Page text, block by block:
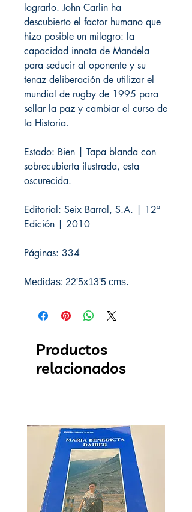
lograrlo. John Carlin ha
descubierto el factor humano que
hizo posible un milagro: la
capacidad innata de Mandela
para seducir al oponente y su
tenaz deliberación de utilizar el
mundial de rugby de 1995 para
sellar la paz y cambiar el curso de
la Historia.
Estado: Bien | Tapa blanda con
sobrecubierta ilustrada, esta
oscurecida.
Editorial: Seix Barral, S.A. | 12ª
Edición | 2010
Páginas: 334
Medidas: 22'5x13'5 cms.
Productos
relacionados